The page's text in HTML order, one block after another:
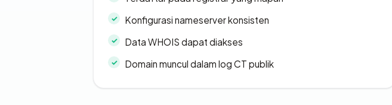
Konfigurasi nameserver konsisten
Data WHOIS dapat diakses
Domain muncul dalam log CT publik